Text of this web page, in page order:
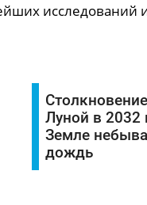
исследований
Луной в 2032
Земле
дождь